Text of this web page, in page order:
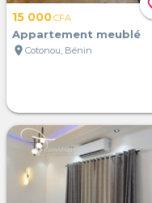
15 000CFA
Appartement meublé
location_on Cotonou, Bénin